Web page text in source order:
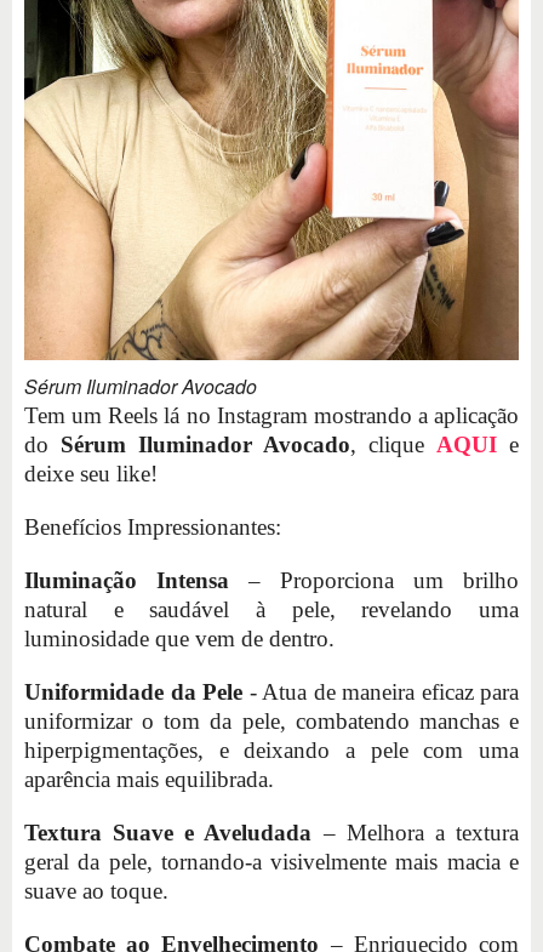
Sérum Iluminador Avocado
Tem um Reels lá no Instagram mostrando a aplicação
do Sérum Iluminador Avocado, clique AQUI e
deixe seu like!
Benefícios Impressionantes:
Iluminação Intensa – Proporciona um brilho
natural e saudável à pele, revelando uma
luminosidade que vem de dentro.
Uniformidade da Pele - Atua de maneira eficaz para
uniformizar o tom da pele, combatendo manchas e
hiperpigmentações, e deixando a pele com uma
aparência mais equilibrada.
Textura Suave e Aveludada – Melhora a textura
geral da pele, tornando-a visivelmente mais macia e
suave ao toque.
Combate ao Envelhecimento – Enriquecido com